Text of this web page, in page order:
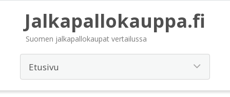
Jalkapallokauppa.fi
Suomen jalkapallokaupat vertailussa